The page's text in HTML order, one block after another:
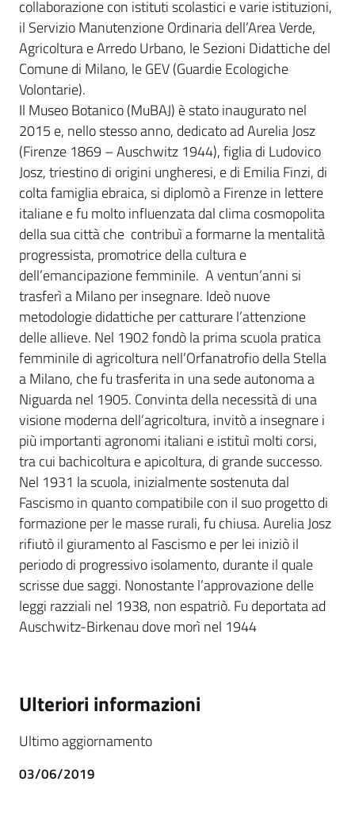
collaborazione con istituti scolastici e varie istituzioni,
il Servizio Manutenzione Ordinaria dell’Area Verde,
Agricoltura e Arredo Urbano, le Sezioni Didattiche del
Comune di Milano, le GEV (Guardie Ecologiche
Volontarie).
Il Museo Botanico (MuBAJ) è stato inaugurato nel
2015 e, nello stesso anno, dedicato ad Aurelia Josz
(Firenze 1869 – Auschwitz 1944), figlia di Ludovico
Josz, triestino di origini ungheresi, e di Emilia Finzi, di
colta famiglia ebraica, si diplomò a Firenze in lettere
italiane e fu molto influenzata dal clima cosmopolita
della sua città che contribuì a formarne la mentalità
progressista, promotrice della cultura e
dell’emancipazione femminile. A ventun’anni si
trasferì a Milano per insegnare. Ideò nuove
metodologie didattiche per catturare l’attenzione
delle allieve. Nel 1902 fondò la prima scuola pratica
femminile di agricoltura nell’Orfanatrofio della Stella
a Milano, che fu trasferita in una sede autonoma a
Niguarda nel 1905. Convinta della necessità di una
visione moderna dell’agricoltura, invitò a insegnare i
più importanti agronomi italiani e istituì molti corsi,
tra cui bachicoltura e apicoltura, di grande successo.
Nel 1931 la scuola, inizialmente sostenuta dal
Fascismo in quanto compatibile con il suo progetto di
formazione per le masse rurali, fu chiusa. Aurelia Josz
rifiutò il giuramento al Fascismo e per lei iniziò il
periodo di progressivo isolamento, durante il quale
scrisse due saggi. Nonostante l’approvazione delle
leggi razziali nel 1938, non espatriò. Fu deportata ad
Auschwitz-Birkenau dove morì nel 1944
Ulteriori informazioni
Ultimo aggiornamento
03/06/2019